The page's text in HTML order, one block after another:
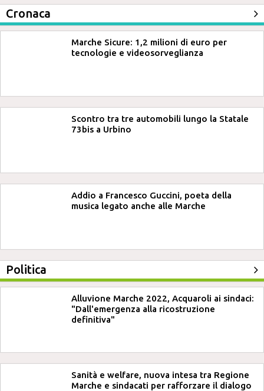
Cronaca
Marche Sicure: 1,2 milioni di euro per
tecnologie e videosorveglianza
Scontro tra tre automobili lungo la Statale
73bis a Urbino
Addio a Francesco Guccini, poeta della
musica legato anche alle Marche
Politica
Alluvione Marche 2022, Acquaroli ai sindaci:
"Dall'emergenza alla ricostruzione
definitiva"
Sanità e welfare, nuova intesa tra Regione
Marche e sindacati per rafforzare il dialogo